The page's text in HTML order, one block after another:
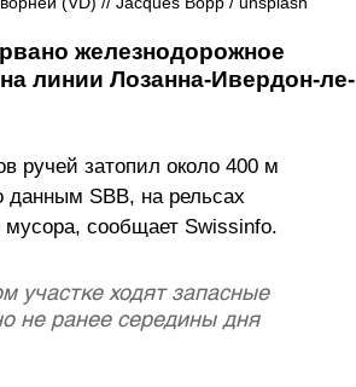
железнодорожное
линии Лозанна-Ивердон-ле-
ручей затопил около 400 м
SBB, на рельсах
мусора, сообщает Swissinfo.
участке ходят запасные
не ранее середины дня